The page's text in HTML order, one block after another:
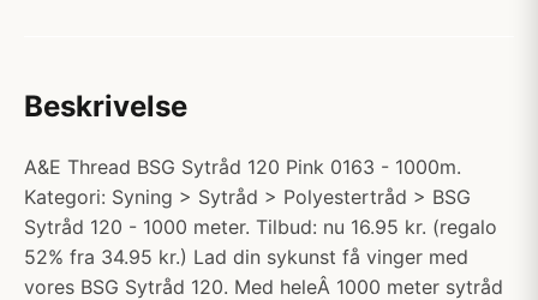
Beskrivelse
A&E Thread BSG Sytråd 120 Pink 0163 - 1000m.
Kategori: Syning > Sytråd > Polyestertråd > BSG
Sytråd 120 - 1000 meter. Tilbud: nu 16.95 kr. (regalo
52% fra 34.95 kr.) Lad din sykunst få vinger med
vores BSG Sytråd 120. Med heleÂ 1000 meter sytråd